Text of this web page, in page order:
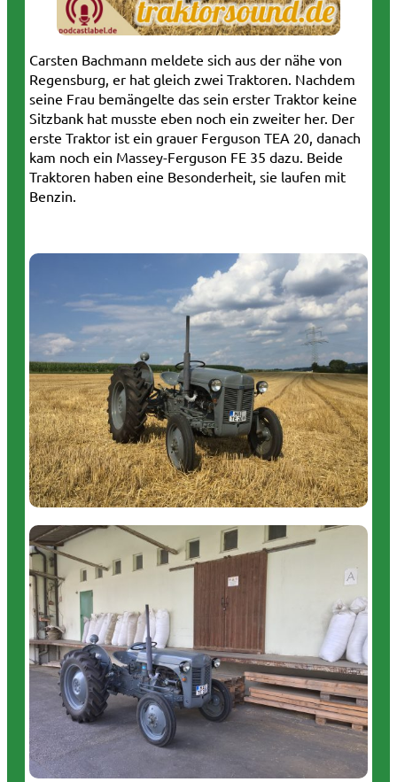
Carsten Bachmann meldete sich aus der nähe von
Regensburg, er hat gleich zwei Traktoren. Nachdem
seine Frau bemängelte das sein erster Traktor keine
Sitzbank hat musste eben noch ein zweiter her. Der
erste Traktor ist ein grauer Ferguson TEA 20, danach
kam noch ein Massey-Ferguson FE 35 dazu. Beide
Traktoren haben eine Besonderheit, sie laufen mit
Benzin.